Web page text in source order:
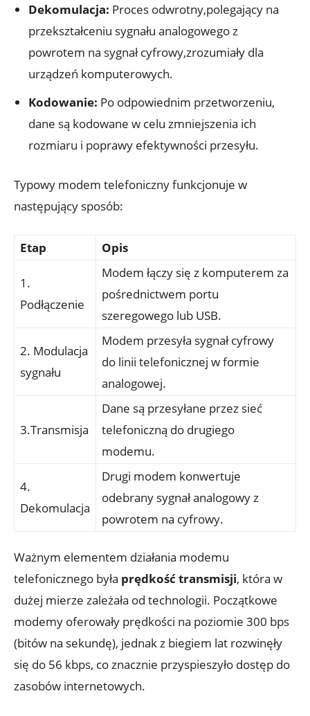
Dekomulacja: Proces odwrotny,polegający na
przekształceniu sygnału analogowego z
powrotem na sygnał cyfrowy,zrozumiały dla
urządzeń komputerowych.
Kodowanie: Po odpowiednim przetworzeniu,
dane są kodowane w celu zmniejszenia ich
rozmiaru i poprawy efektywności przesyłu.
Typowy modem telefoniczny funkcjonuje w
następujący sposób:
Etap Opis
1.
Podłączenie
Modem łączy się z komputerem za
pośrednictwem portu
szeregowego lub USB.
2. Modulacja
sygnału
Modem przesyła sygnał cyfrowy
do linii telefonicznej w formie
analogowej.
3.Transmisja
Dane są przesyłane przez sieć
telefoniczną do drugiego
modemu.
4.
Dekomulacja
Drugi modem konwertuje
odebrany sygnał analogowy z
powrotem na cyfrowy.
Ważnym elementem działania modemu
telefonicznego była prędkość transmisji, która w
dużej mierze zależała od technologii. Początkowe
modemy oferowały prędkości na poziomie 300 bps
(bitów na sekundę), jednak z biegiem lat rozwinęły
się do 56 kbps, co znacznie przyspieszyło dostęp do
zasobów internetowych.